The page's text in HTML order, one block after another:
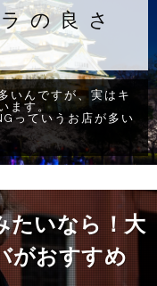
の良さ
いんですが、実はキ
ます。
っていうお店が多い
たいなら！大
がおすすめ